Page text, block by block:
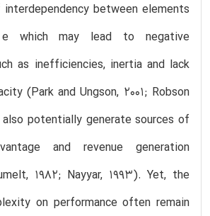
between elements
which may lead to negative
as inefficiencies, inertia and lack
(Park and Ungson, 2001; Robson
potentially generate sources of
and revenue generation
1982; Nayyar, 1993). Yet, the
on performance often remain